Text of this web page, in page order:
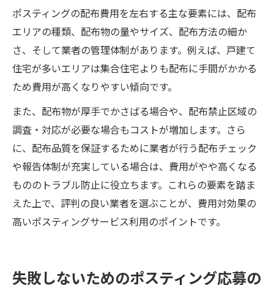
ポスティングの配布費用を左右する主な要素には、配布
エリアの種類、配布物の量やサイズ、配布方法の細か
さ、そして業者の管理体制があります。例えば、戸建て
住宅が多いエリアは集合住宅よりも配布に手間がかかる
ため費用が高くなりやすい傾向です。
また、配布物が厚手でかさばる場合や、配布禁止区域の
調査・対応が必要な場合もコストが増加します。さら
に、配布品質を保証するために業者が行う配布チェック
や報告体制が充実している場合は、費用がやや高くなる
もののトラブル防止に役立ちます。これらの要素を踏ま
えた上で、評判の良い業者を選ぶことが、費用対効果の
高いポスティングサービス利用のポイントです。
失敗しないためのポスティング応募の